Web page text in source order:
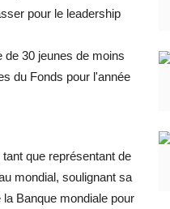
pour le leadership
de 30 jeunes de moins
du Fonds pour l'année
que représentant de
mondial, soulignant sa
Banque mondiale pour